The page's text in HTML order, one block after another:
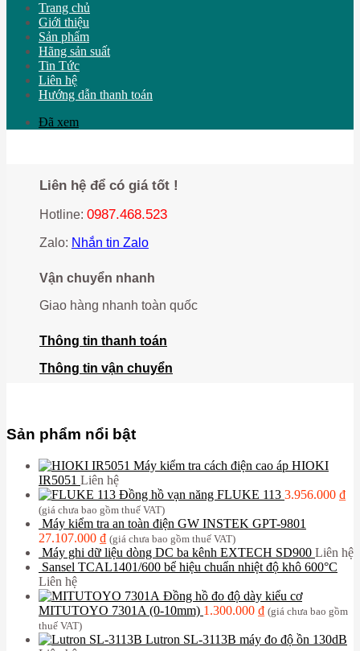
Trang chủ
Giới thiệu
Sản phẩm
Hãng sản suất
Tin Tức
Liên hệ
Hướng dẫn thanh toán
Đã xem
Liên hệ để có giá tốt !
Hotline: 0987.468.523
Zalo: Nhắn tin Zalo
Vận chuyển nhanh
Giao hàng nhanh toàn quốc
Thông tin thanh toán
Thông tin vận chuyển
Sản phẩm nổi bật
Máy kiểm tra cách điện cao áp HIOKI
IR5051 Liên hệ
Đồng hồ vạn năng FLUKE 113 3.956.000 ₫
(giá chưa bao gồm thuế VAT)
Máy kiểm tra an toàn điện GW INSTEK GPT-9801
27.107.000 ₫ (giá chưa bao gồm thuế VAT)
Máy ghi dữ liệu dòng DC ba kênh EXTECH SD900 Liên hệ
Sansel TCAL1401/600 bể hiệu chuẩn nhiệt độ khô 600°C
Liên hệ
Đồng hồ đo độ dày kiểu cơ
MITUTOYO 7301A (0-10mm) 1.300.000 ₫ (giá chưa bao gồm
thuế VAT)
Lutron SL-3113B máy đo độ ồn 130dB